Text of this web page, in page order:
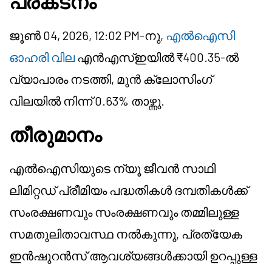
ജൂൺ 04, 2026, 12:02 PM-നു, എൽഐസി
ഓഹരി വിലഎൻ‌എസ്‌ഇയിൽ ₹400.35-ൽ
വ്യാപാരം നടത്തി, മുൻ ക്ലോസിംഗ്
വിലയിൽ നിന്ന് 0.63% താഴ്ന്നു.
തീരുമാനം
എൽഐസിയുടെ ന്യൂ ജീവൻ സാഥി
ലിമിറ്റഡ് പ്രീമിയം പദ്ധതികൾ ദമ്പതികൾക്ക്
സംരക്ഷണവും സംരക്ഷണവും തമ്മിലുള്ള
സമതുലിതാവസ്ഥ നൽകുന്നു, പ്രത്യേക
ഇൻഷുറൻസ് ആവശ്യങ്ങൾക്കായി ഉറപ്പുള്ള